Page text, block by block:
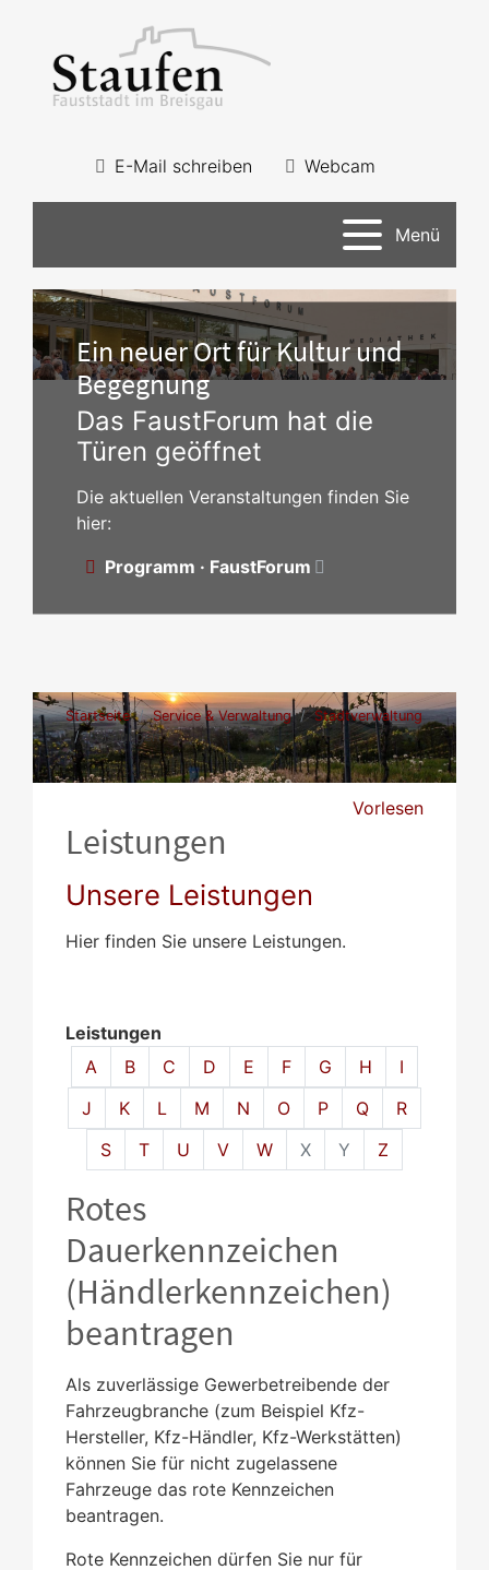
E-Mail schreiben Webcam
Menü
Ein neuer Ort für Kultur und
Begegnung
Das FaustForum hat die
Türen geöffnet
Die aktuellen Veranstaltungen finden Sie
hier:
Programm · FaustForum
Startseite Service & Verwaltung
Stadtverwaltung
Leistungen
Vorlesen
Leistungen
Unsere Leistungen
Hier finden Sie unsere Leistungen.
Leistungen
Alphabetisches Register überspringen
A B C D E F G H
I
J
K L M N O P Q
R
S
T U V W X Y Z
Rotes
Dauerkennzeichen
(Händlerkennzeichen)
beantragen
Als zuverlässige Gewerbetreibende der
Fahrzeugbranche (zum Beispiel Kfz-
Hersteller, Kfz-Händler, Kfz-Werkstätten)
können Sie für nicht zugelassene
Fahrzeuge das rote Kennzeichen
beantragen.
Rote Kennzeichen dürfen Sie nur für